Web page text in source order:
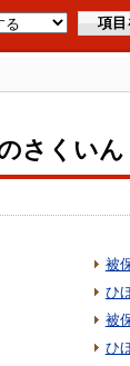
さくいん
被
ひ
被
ひ